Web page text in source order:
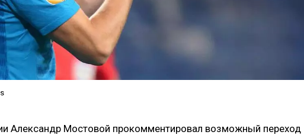
Александр Мостовой прокомментировал возможный переход